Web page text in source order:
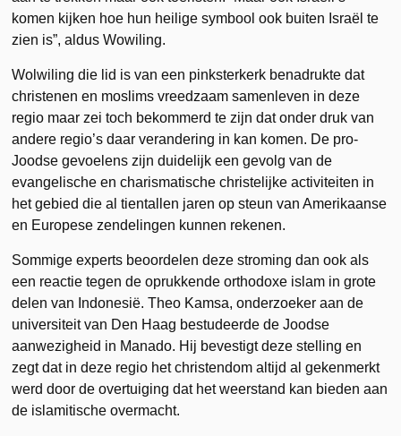
komen kijken hoe hun heilige symbool ook buiten Israël te
zien is”, aldus Wowiling.
Wolwiling die lid is van een pinksterkerk benadrukte dat
christenen en moslims vreedzaam samenleven in deze
regio maar zei toch bekommerd te zijn dat onder druk van
andere regio’s daar verandering in kan komen. De pro-
Joodse gevoelens zijn duidelijk een gevolg van de
evangelische en charismatische christelijke activiteiten in
het gebied die al tientallen jaren op steun van Amerikaanse
en Europese zendelingen kunnen rekenen.
Sommige experts beoordelen deze stroming dan ook als
een reactie tegen de oprukkende orthodoxe islam in grote
delen van Indonesië. Theo Kamsa, onderzoeker aan de
universiteit van Den Haag bestudeerde de Joodse
aanwezigheid in Manado. Hij bevestigt deze stelling en
zegt dat in deze regio het christendom altijd al gekenmerkt
werd door de overtuiging dat het weerstand kan bieden aan
de islamitische overmacht.